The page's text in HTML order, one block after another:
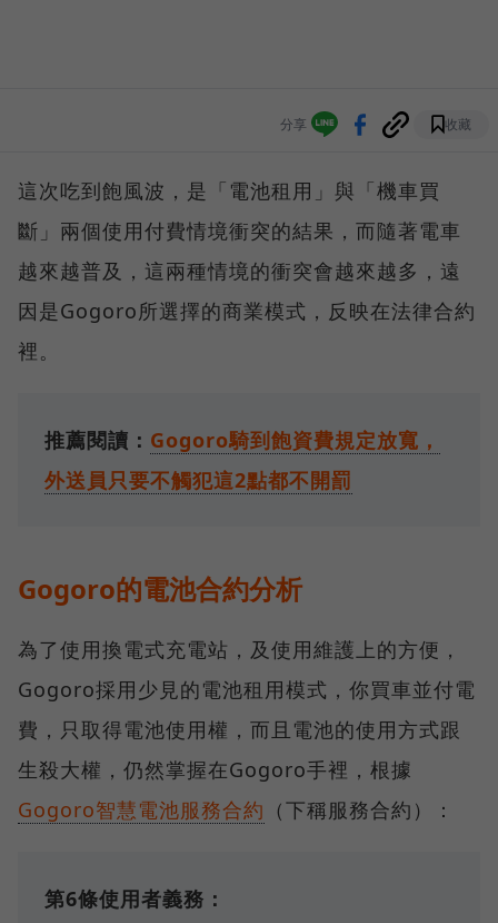
分享 收藏
這次吃到飽風波，是「電池租用」與「機車買
斷」兩個使用付費情境衝突的結果，而隨著電車
越來越普及，這兩種情境的衝突會越來越多，遠
因是Gogoro所選擇的商業模式，反映在法律合約
裡。
推薦閱讀： Gogoro騎到飽資費規定放寬，
外送員只要不觸犯這2點都不開罰
Gogoro的電池合約分析
為了使用換電式充電站，及使用維護上的方便，
Gogoro採用少見的電池租用模式，你買車並付電
費，只取得電池使用權，而且電池的使用方式跟
生殺大權，仍然掌握在Gogoro手裡，根據
Gogoro智慧電池服務合約 （下稱服務合約）：
第6條使用者義務：